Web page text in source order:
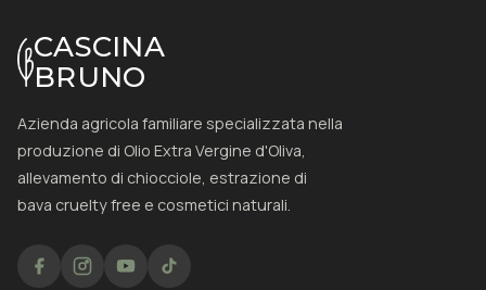
CASCINA
BRUNO
Azienda agricola familiare specializzata nella
produzione di Olio Extra Vergine d'Oliva,
allevamento di chiocciole, estrazione di
bava cruelty free e cosmetici naturali.